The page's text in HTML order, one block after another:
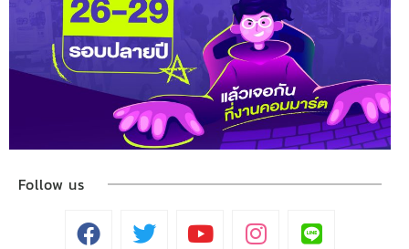
Follow us